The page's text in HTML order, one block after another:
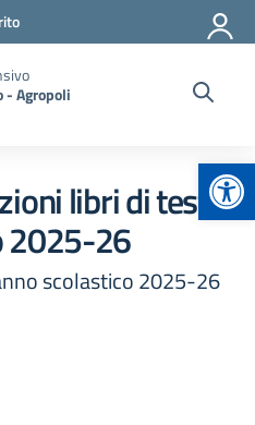
- Agropoli
libri di testo
2025-26
scolastico 2025-26